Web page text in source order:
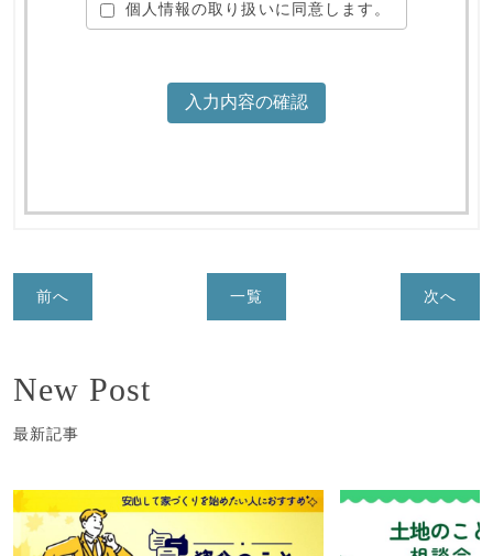
個人情報の取り扱いに同意します。
前へ 一覧 次へ
New Post
最新記事